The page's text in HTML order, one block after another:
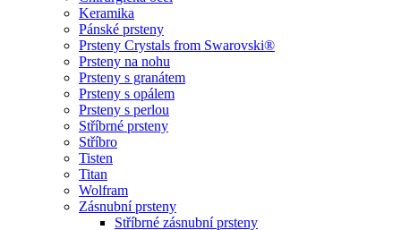
Keramika
Pánské prsteny
Prsteny Crystals from Swarovski®
Prsteny na nohu
Prsteny s granátem
Prsteny s opálem
Prsteny s perlou
Stříbrné prsteny
Stříbro
Tisten
Titan
Wolfram
Zásnubní prsteny
Stříbrné zásnubní prsteny